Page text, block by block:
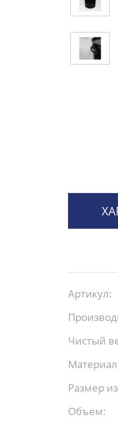
Артикул:
Чистый
Размер
Объем: